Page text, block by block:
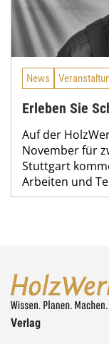
News
Erleben Sie
Auf der
November für
Stuttgart
Arbeiten und
Verlag